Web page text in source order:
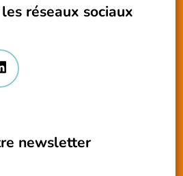
réseaux sociaux
newsletter